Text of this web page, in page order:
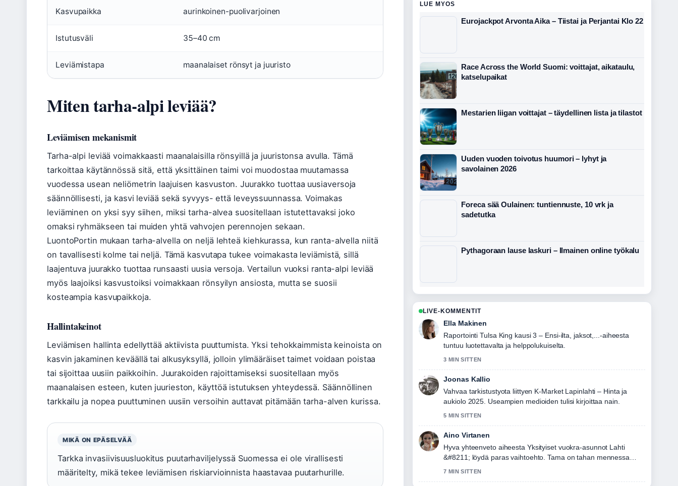
Kasvupaikka aurinkoinen-puolivarjoinen
Istutusväli 35–40 cm
Leviämistapa maanalaiset rönsyt ja juuristo
Miten tarha-alpi leviää?
Leviämisen mekanismit
Tarha-alpi leviää voimakkaasti maanalaisilla rönsyillä ja juuristonsa avulla. Tämä
tarkoittaa käytännössä sitä, että yksittäinen taimi voi muodostaa muutamassa
vuodessa usean neliömetrin laajuisen kasvuston. Juurakko tuottaa uusiaversoja
säännöllisesti, ja kasvi leviää sekä syvyys- että leveyssuunnassa. Voimakas
leviäminen on yksi syy siihen, miksi tarha-alvea suositellaan istutettavaksi joko
omaksi ryhmäkseen tai muiden yhtä vahvojen perennojen sekaan.
LuontoPortin mukaan tarha-alvella on neljä lehteä kiehkurassa, kun ranta-alvella niitä
on tavallisesti kolme tai neljä. Tämä kasvutapa tukee voimakasta leviämistä, sillä
laajentuva juurakko tuottaa runsaasti uusia versoja. Vertailun vuoksi ranta-alpi leviää
myös laajoiksi kasvustoiksi voimakkaan rönsyilyn ansiosta, mutta se suosii
kosteampia kasvupaikkoja.
Hallintakeinot
Leviämisen hallinta edellyttää aktiivista puuttumista. Yksi tehokkaimmista keinoista on
kasvin jakaminen keväällä tai alkusyksyllä, jolloin ylimääräiset taimet voidaan poistaa
tai sijoittaa uusiin paikkoihin. Juurakoiden rajoittamiseksi suositellaan myös
maanalaisen esteen, kuten juurieston, käyttöä istutuksen yhteydessä. Säännöllinen
tarkkailu ja nopea puuttuminen uusiin versoihin auttavat pitämään tarha-alven kurissa.
MIKÄ ON EPÄSELVÄÄ
Tarkka invasiivisuusluokitus puutarhaviljelyssä Suomessa ei ole virallisesti
määritelty, mikä tekee leviämisen riskiarvioinnista haastavaa puutarhurille.
LUE MYOS
Eurojackpot Arvonta Aika – Tiistai ja Perjantai Klo 22
Race Across the World Suomi: voittajat, aikataulu,
katselupaikat
Mestarien liigan voittajat – täydellinen lista ja tilastot
Uuden vuoden toivotus huumori – lyhyt ja
savolainen 2026
Foreca sää Oulainen: tuntiennuste, 10 vrk ja
sadetutka
Pythagoraan lause laskuri – Ilmainen online työkalu
LIVE-KOMMENTIT
Ella Makinen
Raportointi Tulsa King kausi 3 – Ensi-ilta, jaksot,...-aiheesta
tuntuu luotettavalta ja helppolukuiselta.
3 MIN SITTEN
Joonas Kallio
Vahvaa tarkistustyota liittyen K-Market Lapinlahti – Hinta ja
aukiolo 2025. Useampien medioiden tulisi kirjoittaa nain.
5 MIN SITTEN
Aino Virtanen
Hyva yhteenveto aiheesta Yksityiset vuokra-asunnot Lahti
&#8211; löydä paras vaihtoehto. Tama on tahan mennessa
7 MIN SITTEN